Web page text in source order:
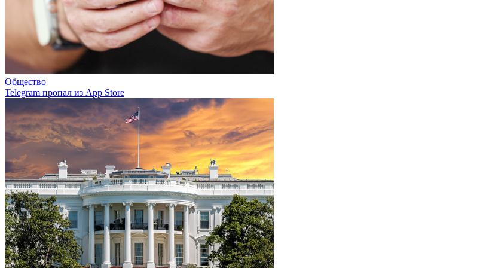
Общество
Telegram пропал из App Store